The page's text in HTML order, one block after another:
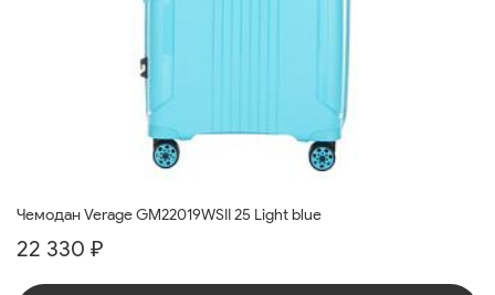
Чемодан Verage GM22019WSII 25 Light blue
22 330 ₽